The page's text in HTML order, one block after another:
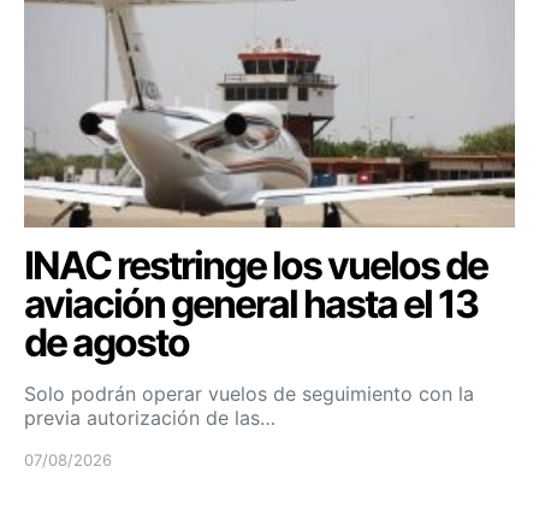
INAC restringe los vuelos de
aviación general hasta el 13
de agosto
Solo podrán operar vuelos de seguimiento con la
previa autorización de las…
07/08/2026